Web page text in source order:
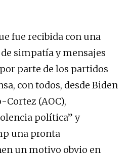
fue recibida con una
simpatía y mensajes
parte de los partidos
con todos, desde Biden
Cortez (AOC),
política” y
una pronta
un motivo obvio en